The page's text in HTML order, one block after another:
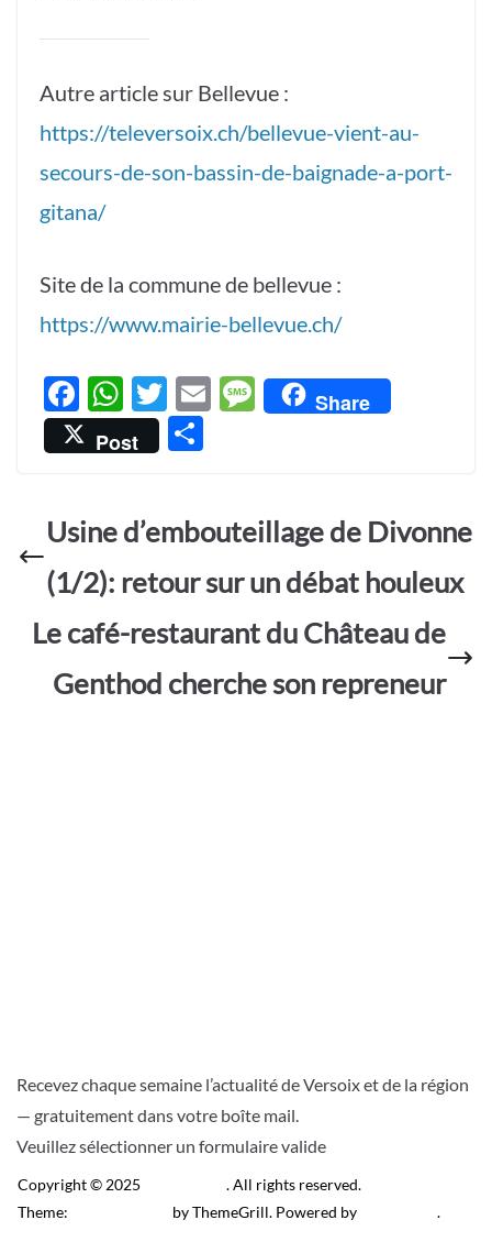
Autre article sur Bellevue :
https://televersoix.ch/bellevue-vient-au-
secours-de-son-bassin-de-baignade-a-port-
gitana/
Site de la commune de bellevue :
https://www.mairie-bellevue.ch/
F
ac
e
o
o
k
W
h
at
A
p
p
T
w
itt
E
M
es
e
Share
Post
g
er
Usine d’embouteillage de Divonne
(1/2): retour sur un débat houleux
Le café-restaurant du Château de
Genthod cherche son repreneur
Recevez chaque semaine l’actualité de Versoix et de la région
— gratuitement dans votre boîte mail.
Veuillez sélectionner un formulaire valide
Copyright © 2025
. All rights reserved.
Theme:
by ThemeGrill. Powered by .